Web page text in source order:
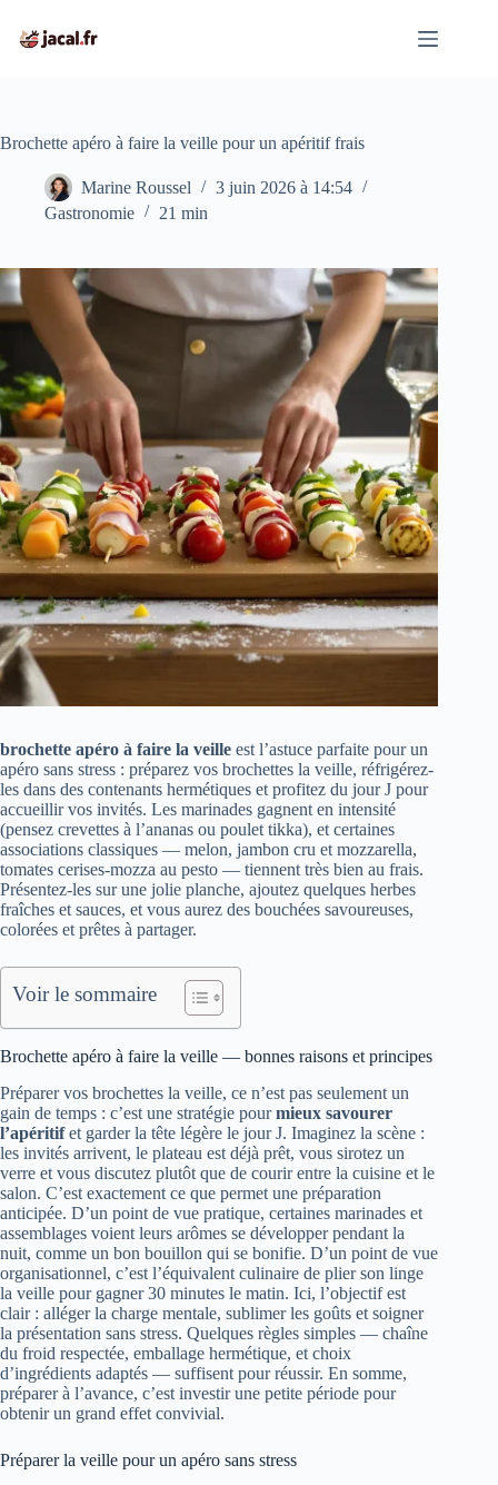
contenu
Brochette apéro à faire la veille pour un apéritif frais
Marine Roussel
3 juin 2026 à 14:54
Gastronomie
21 min
brochette apéro à faire la veille est l’astuce parfaite pour un
apéro sans stress : préparez vos brochettes la veille, réfrigérez-
les dans des contenants hermétiques et profitez du jour J pour
accueillir vos invités. Les marinades gagnent en intensité
(pensez crevettes à l’ananas ou poulet tikka), et certaines
associations classiques — melon, jambon cru et mozzarella,
tomates cerises-mozza au pesto — tiennent très bien au frais.
Présentez-les sur une jolie planche, ajoutez quelques herbes
fraîches et sauces, et vous aurez des bouchées savoureuses,
colorées et prêtes à partager.
Voir le sommaire
Brochette apéro à faire la veille — bonnes raisons et principes
Préparer vos brochettes la veille, ce n’est pas seulement un
gain de temps : c’est une stratégie pourmieux savourer
l’apéritifet garder la tête légère le jour J. Imaginez la scène :
les invités arrivent, le plateau est déjà prêt, vous sirotez un
verre et vous discutez plutôt que de courir entre la cuisine et le
salon. C’est exactement ce que permet une préparation
anticipée. D’un point de vue pratique, certaines marinades et
assemblages voient leurs arômes se développer pendant la
nuit, comme un bon bouillon qui se bonifie. D’un point de vue
organisationnel, c’est l’équivalent culinaire de plier son linge
la veille pour gagner 30 minutes le matin. Ici, l’objectif est
clair : alléger la charge mentale, sublimer les goûts et soigner
la présentation sans stress. Quelques règles simples — chaîne
du froid respectée, emballage hermétique, et choix
d’ingrédients adaptés — suffisent pour réussir. En somme,
préparer à l’avance, c’est investir une petite période pour
obtenir un grand effet convivial.
Préparer la veille pour un apéro sans stress